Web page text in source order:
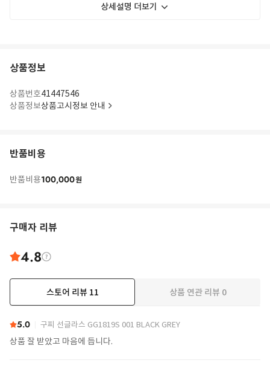
상세설명 더보기
상품정보
상품번호41447546
상품정보상품고시정보 안내
반품비용
반품비용100,000원
구매자 리뷰
4.8
스토어 리뷰 11 상품 연관 리뷰 0
5.0 구찌 선글라스 GG1819S 001 BLACK GREY
상품 잘 받았고 마음에 듭니다.